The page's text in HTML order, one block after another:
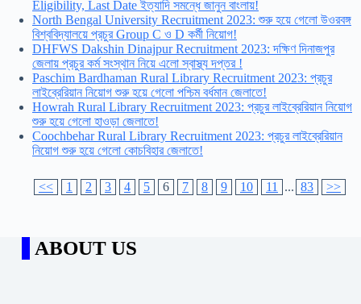
Eligibility, Last Date ইত্যাদি সমন্ধে জানুন বাংলায়!
North Bengal University Recruitment 2023: শুরু হয়ে গেলো উওরবঙ্গ
বিশ্ববিদ্যালয়ে প্রচুর Group C ও D কর্মী নিয়োগ!
DHFWS Dakshin Dinajpur Recruitment 2023: দক্ষিণ দিনাজপুর
জেলায় প্রচুর কর্ম সংস্থান নিয়ে এলো স্বাস্থ্য দপ্তর !
Paschim Bardhaman Rural Library Recruitment 2023: প্রচুর
লাইব্রেরিয়ান নিয়োগ শুরু হয়ে গেলো পশ্চিম বর্ধমান জেলাতে!
Howrah Rural Library Recruitment 2023: প্রচুর লাইব্রেরিয়ান নিয়োগ
শুরু হয়ে গেলো হাওড়া জেলাতে!
Coochbehar Rural Library Recruitment 2023: প্রচুর লাইব্রেরিয়ান
নিয়োগ শুরু হয়ে গেলো কোচবিহার জেলাতে!
<< 1 2 3 4 5 6 7 8 9 10 11 ... 83 >>
ABOUT US